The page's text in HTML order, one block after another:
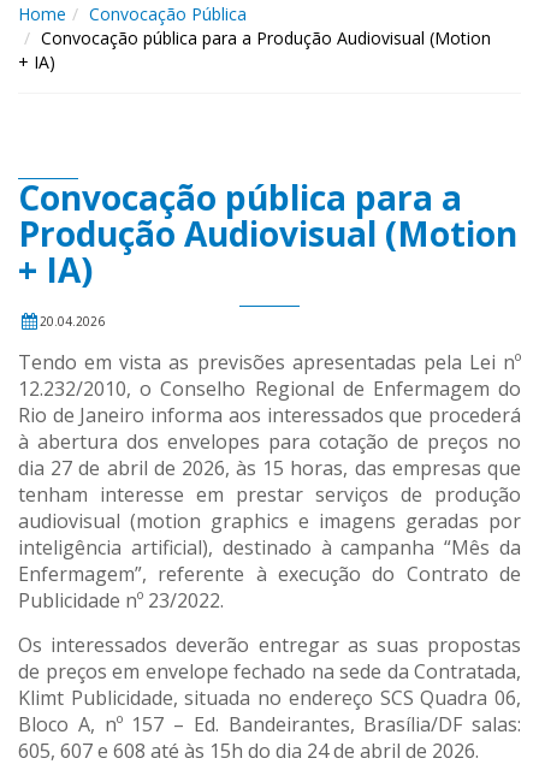
Home
Convocação Pública
Convocação pública para a Produção Audiovisual (Motion
+ IA)
Convocação pública para a
Produção Audiovisual (Motion
+ IA)
20.04.2026
Tendo em vista as previsões apresentadas pela Lei nº
12.232/2010, o Conselho Regional de Enfermagem do
Rio de Janeiro informa aos interessados que procederá
à abertura dos envelopes para cotação de preços no
dia 27 de abril de 2026, às 15 horas, das empresas que
tenham interesse em prestar serviços de produção
audiovisual (motion graphics e imagens geradas por
inteligência artificial), destinado à campanha “Mês da
Enfermagem”, referente à execução do Contrato de
Publicidade nº 23/2022.
Os interessados deverão entregar as suas propostas
de preços em envelope fechado na sede da Contratada,
Klimt Publicidade, situada no endereço SCS Quadra 06,
Bloco A, nº 157 – Ed. Bandeirantes, Brasília/DF salas:
605, 607 e 608 até às 15h do dia 24 de abril de 2026.